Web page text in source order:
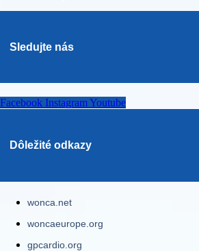
Sledujte nás
Facebook Instagram Youtube
Dôležité odkazy
wonca.net
woncaeurope.org
gpcardio.org